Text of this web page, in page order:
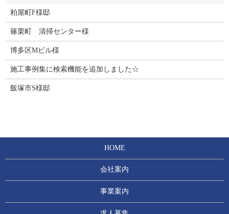
粕屋町F様邸
篠栗町 清掃センター様
博多区Mビル様
施工事例集に検索機能を追加しました☆
飯塚市S様邸
HOME
会社案内
事業案内